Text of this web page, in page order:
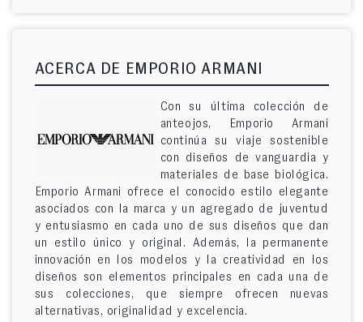
ACERCA DE EMPORIO ARMANI
Con su última colección de
anteojos, Emporio Armani
continúa su viaje sostenible
con diseños de vanguardia y
materiales de base biológica.
Emporio Armani ofrece el conocido estilo elegante
asociados con la marca y un agregado de juventud
y entusiasmo en cada uno de sus diseños que dan
un estilo único y original. Además, la permanente
innovación en los modelos y la creatividad en los
diseños son elementos principales en cada una de
sus colecciones, que siempre ofrecen nuevas
alternativas, originalidad y excelencia.